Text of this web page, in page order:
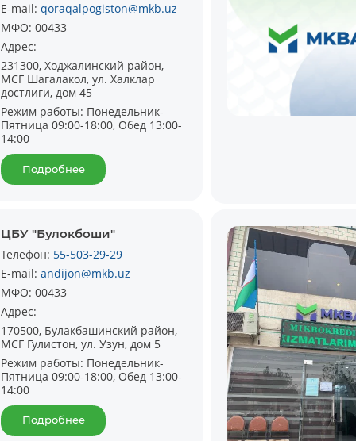
E-mail: qoraqalpogiston@mkb.uz
МФО: 00433
Адрес:
231300, Ходжалинский район,
МСГ Шагалакол, ул. Халклар
достлиги, дом 45
Режим работы: Понедельник-
Пятница 09:00-18:00, Обед 13:00-
14:00
Подробнее
ЦБУ "Булокбоши"
Телефон: 55-503-29-29
E-mail: andijon@mkb.uz
МФО: 00433
Адрес:
170500, Булакбашинский район,
МСГ Гулистон, ул. Узун, дом 5
Режим работы: Понедельник-
Пятница 09:00-18:00, Обед 13:00-
14:00
Подробнее